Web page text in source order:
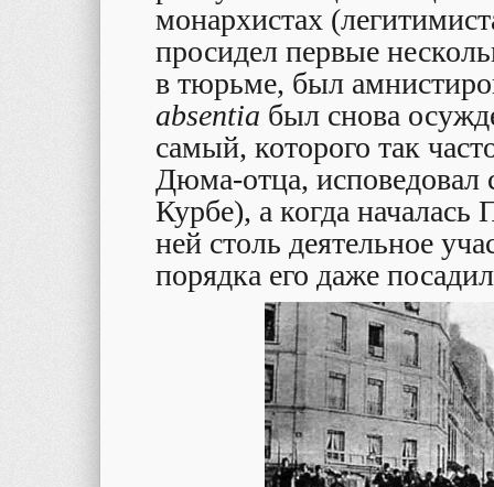
монархистах
просидел первые
в тюрьме, был
absentia был снова
самый, которого так
Дюма-отца,
Курбе), а когда
ней столь деятельное
порядка его даже